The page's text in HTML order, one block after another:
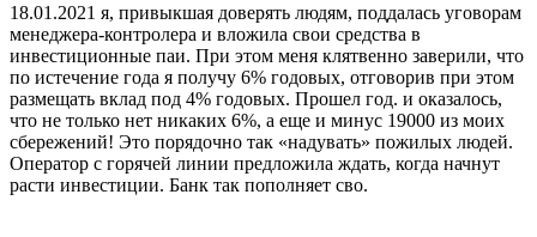
18.01.2021 я, привыкшая доверять людям, поддалась уговорам
менеджера-контролера и вложила свои средства в
инвестиционные паи. При этом меня клятвенно заверили, что
по истечение года я получу 6% годовых, отговорив при этом
размещать вклад под 4% годовых. Прошел год. и оказалось,
что не только нет никаких 6%, а еще и минус 19000 из моих
сбережений! Это порядочно так «надувать» пожилых людей.
Оператор с горячей линии предложила ждать, когда начнут
расти инвестиции. Банк так пополняет сво.